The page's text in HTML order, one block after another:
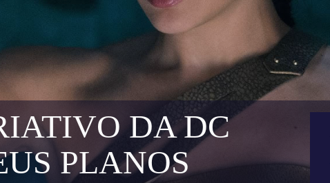
DA DC
PLANOS